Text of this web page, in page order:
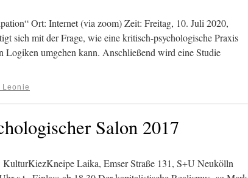
Ort: Internet (via zoom) Zeit: Freitag, 10. Juli 2020,
sich mit der Frage, wie eine kritisch-psychologische Praxis
Logiken umgehen kann. Anschließend wird eine Studie
Leonie
Salon 2017
KulturKiezKneipe Laika, Emser Straße 131, S+U Neukölln